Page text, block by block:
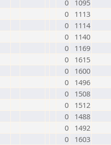
0
1095
0
1113
0
1114
0
1140
0
1169
0
1615
0
1600
0
1496
0
1508
0
1512
0
1488
0
1492
0
1603